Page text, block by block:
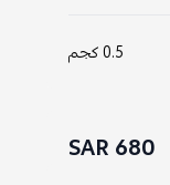
0.5 كجم
680 SAR